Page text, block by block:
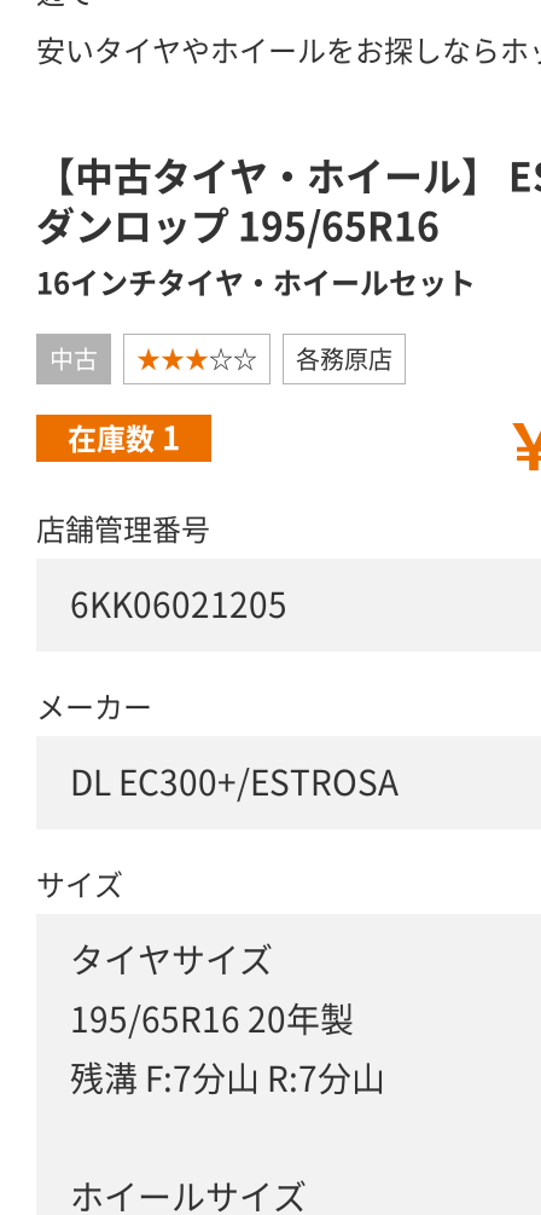
安いタイヤやホイールをお探しなら
【中古タイヤ・ホイール】
ダンロップ 195/65R16
16インチタイヤ・ホイールセット
中古 ★★★☆☆ 各務原店
在庫数 1
店舗管理番号
6KK06021205
メーカー
DL EC300+/ESTROSA
サイズ
タイヤサイズ
195/65R16 20年製
残溝 F:7分山 R:7分山
ホイールサイズ